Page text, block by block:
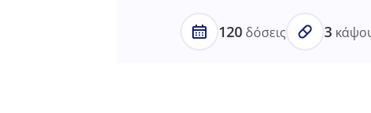
120 δόσεις 3